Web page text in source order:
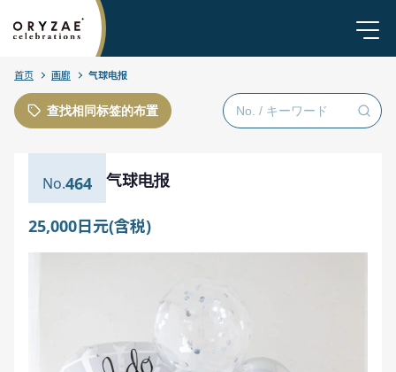
首页 画廊 气球电报
查找相同标签的布置
464 气球电报
25,000日元(含税)